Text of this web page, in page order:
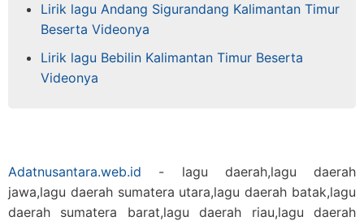
Lirik lagu Andang Sigurandang Kalimantan Timur
Beserta Videonya
Lirik lagu Bebilin Kalimantan Timur Beserta
Videonya
Adatnusantara.web.id - lagu daerah,lagu daerah
jawa,lagu daerah sumatera utara,lagu daerah batak,lagu
daerah sumatera barat,lagu daerah riau,lagu daerah